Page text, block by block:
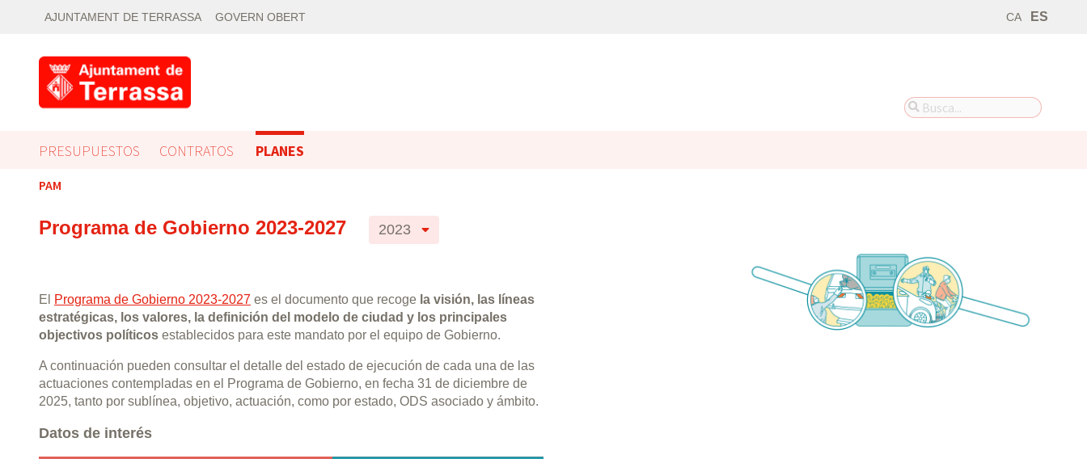
AJUNTAMENT DE TERRASSA GOVERN OBERT CA ES
PRESUPUESTOS CONTRATOS PLANES
PAM
Programa de Gobierno 2023-2027 2023
El Programa de Gobierno 2023-2027 es el documento que recoge la visión, las líneas
estratégicas, los valores, la definición del modelo de ciudad y los principales
objectivos políticos establecidos para este mandato por el equipo de Gobierno.
A continuación pueden consultar el detalle del estado de ejecución de cada una de las
actuaciones contempladas en el Programa de Gobierno, en fecha 31 de diciembre de
2025, tanto por sublínea, objetivo, actuación, como por estado, ODS asociado y ámbito.
Datos de interés